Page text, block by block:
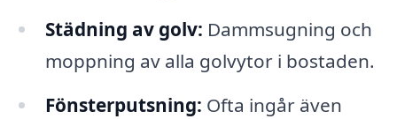
Städning av golv: Dammsugning och
moppning av alla golvytor i bostaden.
Fönsterputsning: Ofta ingår även